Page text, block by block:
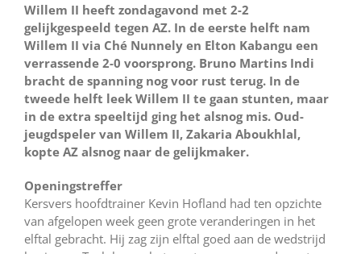
Willem II heeft zondagavond met 2-2
gelijkgespeeld tegen AZ. In de eerste helft nam
Willem II via Ché Nunnely en Elton Kabangu een
verrassende 2-0 voorsprong. Bruno Martins Indi
bracht de spanning nog voor rust terug. In de
tweede helft leek Willem II te gaan stunten, maar
in de extra speeltijd ging het alsnog mis. Oud-
jeugdspeler van Willem II, Zakaria Aboukhlal,
kopte AZ alsnog naar de gelijkmaker.
Openingstreffer
Kersvers hoofdtrainer Kevin Hofland had ten opzichte
van afgelopen week geen grote veranderingen in het
elftal gebracht. Hij zag zijn elftal goed aan de wedstrijd